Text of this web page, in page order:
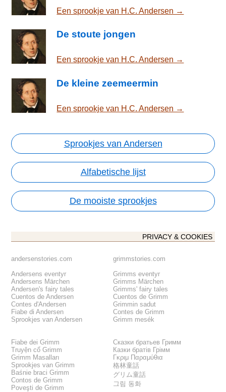
Een sprookje van H.C. Andersen →
De stoute jongen
Een sprookje van H.C. Andersen →
De kleine zeemeermin
Een sprookje van H.C. Andersen →
Sprookjes van Andersen
Alfabetische lijst
De mooiste sprookjes
PRIVACY & COOKIES
andersenstories.com
Andersens eventyr
Andersens Märchen
Andersen's fairy tales
Cuentos de Andersen
Contes d'Andersen
Fiabe di Andersen
Sprookjes van Andersen
grimmstories.com
Grimms eventyr
Grimms Märchen
Grimms' fairy tales
Cuentos de Grimm
Grimmin sadut
Contes de Grimm
Grimm mesék
Fiabe dei Grimm
Truyện cổ Grimm
Grimm Masalları
Sprookjes van Grimm
Baśnie braci Grimm
Contos de Grimm
Poveşti de Grimm
Сказки братьев Гримм
Казки братів Грімм
Γκριμ Παραμύθια
格林童話
グリム童話
그림 동화